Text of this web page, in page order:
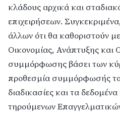
κλάδους αρχικά και
επιχειρήσεων.
άλλων ότι θα καθοριστούν
Οικονομίας, Ανάπτυξης και
συμμόρφωσης βάσει των
προθεσμία συμμόρφωσής
διαδικασίες και τα
τηρούμενων